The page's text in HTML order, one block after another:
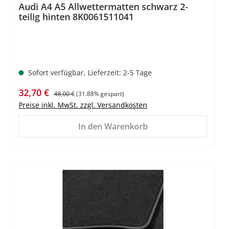
Audi A4 A5 Allwettermatten schwarz 2-
teilig hinten 8K0061511041
Sofort verfügbar, Lieferzeit: 2-5 Tage
Verkaufspreis:
32,70 € Regulärer Preis:
48,00 €(31.88% gespart)
Preise inkl. MwSt. zzgl. Versandkosten
In den Warenkorb